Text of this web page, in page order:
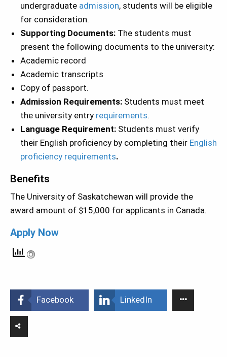
undergraduate admission, students will be eligible
for consideration.
Supporting Documents: The students must
present the following documents to the university:
Academic record
Academic transcripts
Copy of passport.
Admission Requirements: Students must meet
the university entry requirements.
Language Requirement: Students must verify
their English proficiency by completing their English
proficiency requirements.
Benefits
The University of Saskatchewan will provide the
award amount of $15,000 for applicants in Canada.
Apply Now
Facebook LinkedIn